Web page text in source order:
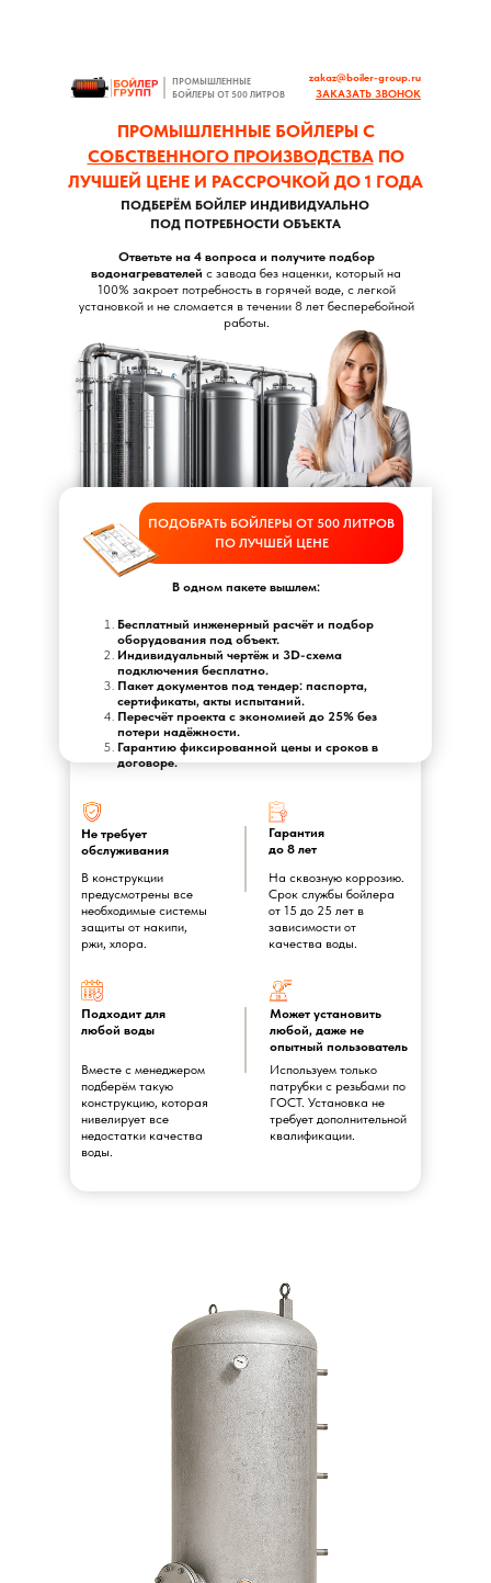
Ответьте на 4 вопроса и получите подбор
водонагревателей с завода без наценки, который на
100% закроет потребность в горячей воде, с легкой
установкой и не сломается в течении 8 лет бесперебойной
работы.
В одном пакете вышлем:
Бесплатный инженерный расчёт и подбор
оборудования под объект.
Индивидуальный чертёж и 3D-схема
подключения бесплатно.
Пакет документов под тендер: паспорта,
сертификаты, акты испытаний.
Пересчёт проекта с экономией до 25% без
потери надёжности.
Гарантию фиксированной цены и сроков в
договоре.
ПРОМЫШЛЕННЫЕ БОЙЛЕРЫ С
СОБСТВЕННОГО ПРОИЗВОДСТВАПО
ЛУЧШЕЙ ЦЕНЕ И РАССРОЧКОЙ ДО 1 ГОДА
ПОДБЕРЁМ БОЙЛЕР ИНДИВИДУАЛЬНО
ПОД ПОТРЕБНОСТИ ОБЪЕКТА
Не требует
обслуживания
В конструкции
предусмотрены все
необходимые системы
защиты от накипи,
ржи, хлора.
Гарантия
до 8 лет
ПРОМЫШЛЕННЫЕ
БОЙЛЕРЫ ОТ 500 ЛИТРОВ
На сквозную коррозию.
Срок службы бойлера
от 15 до 25 лет в
зависимости от
качества воды.
Подходит для
любой воды
Вместе с менеджером
подберём такую
конструкцию, которая
нивелирует все
недостатки качества
воды.
Может установить
любой, даже не
опытный пользователь
Используем только
патрубки с резьбами по
ГОСТ. Установка не
требует дополнительной
квалификации.
zakaz@boiler-group.ru
ЗАКАЗАТЬ ЗВОНОК
ПОДОБРАТЬ БОЙЛЕРЫ ОТ 500 ЛИТРОВ
ПО ЛУЧШЕЙ ЦЕНЕ